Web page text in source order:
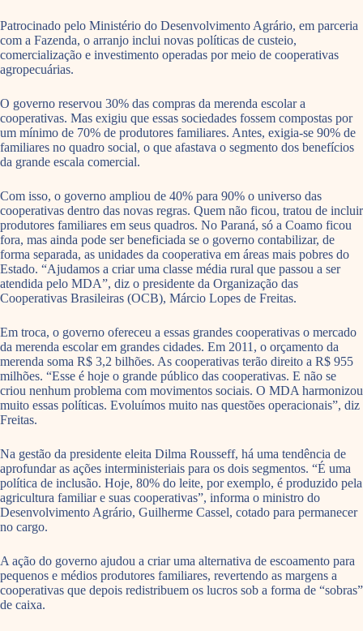
Patrocinado pelo Ministério do Desenvolvimento Agrário, em parceria
com a Fazenda, o arranjo inclui novas políticas de custeio,
comercialização e investimento operadas por meio de cooperativas
agropecuárias.
O governo reservou 30% das compras da merenda escolar a
cooperativas. Mas exigiu que essas sociedades fossem compostas por
um mínimo de 70% de produtores familiares. Antes, exigia-se 90% de
familiares no quadro social, o que afastava o segmento dos benefícios
da grande escala comercial.
Com isso, o governo ampliou de 40% para 90% o universo das
cooperativas dentro das novas regras. Quem não ficou, tratou de incluir
produtores familiares em seus quadros. No Paraná, só a Coamo ficou
fora, mas ainda pode ser beneficiada se o governo contabilizar, de
forma separada, as unidades da cooperativa em áreas mais pobres do
Estado. “Ajudamos a criar uma classe média rural que passou a ser
atendida pelo MDA”, diz o presidente da Organização das
Cooperativas Brasileiras (OCB), Márcio Lopes de Freitas.
Em troca, o governo ofereceu a essas grandes cooperativas o mercado
da merenda escolar em grandes cidades. Em 2011, o orçamento da
merenda soma R$ 3,2 bilhões. As cooperativas terão direito a R$ 955
milhões. “Esse é hoje o grande público das cooperativas. E não se
criou nenhum problema com movimentos sociais. O MDA harmonizou
muito essas políticas. Evoluímos muito nas questões operacionais”, diz
Freitas.
Na gestão da presidente eleita Dilma Rousseff, há uma tendência de
aprofundar as ações interministeriais para os dois segmentos. “É uma
política de inclusão. Hoje, 80% do leite, por exemplo, é produzido pela
agricultura familiar e suas cooperativas”, informa o ministro do
Desenvolvimento Agrário, Guilherme Cassel, cotado para permanecer
no cargo.
A ação do governo ajudou a criar uma alternativa de escoamento para
pequenos e médios produtores familiares, revertendo as margens a
cooperativas que depois redistribuem os lucros sob a forma de “sobras”
de caixa.